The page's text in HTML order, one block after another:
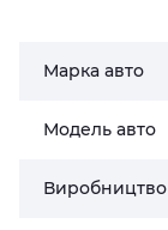
Марка авто
Модель авто
Виробництво